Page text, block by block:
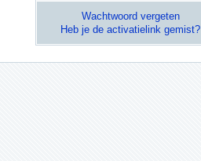
Wachtwoord vergeten
Heb je de activatielink gemist?